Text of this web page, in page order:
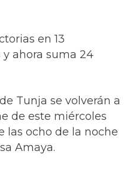
en 13
ahora suma 24
Tunja se volverán a
de este miércoles
las ocho de la noche
Amaya.